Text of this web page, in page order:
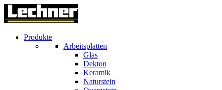
Produkte
Arbeitsplatten
Glas
Dekton
Keramik
Naturstein